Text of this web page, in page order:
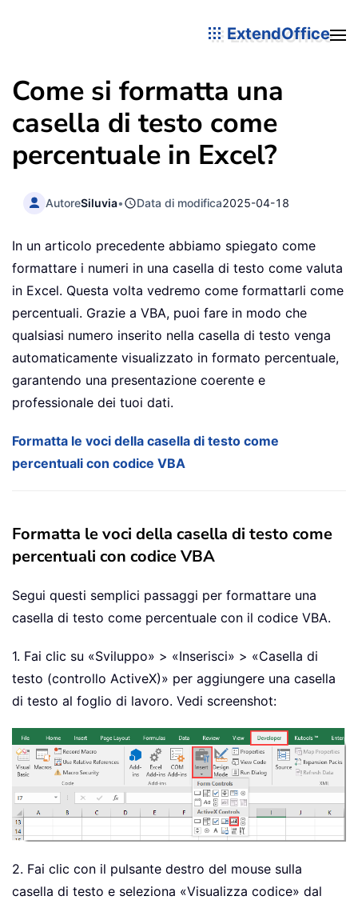
ExtendOffice
Come si formatta una
casella di testo come
percentuale in Excel?
AutoreSiluvia• Data di modifica2025-04-18
In un articolo precedente abbiamo spiegato come
formattare i numeri in una casella di testo come valuta
in Excel. Questa volta vedremo come formattarli come
percentuali. Grazie a VBA, puoi fare in modo che
qualsiasi numero inserito nella casella di testo venga
automaticamente visualizzato in formato percentuale,
garantendo una presentazione coerente e
professionale dei tuoi dati.
Formatta le voci della casella di testo come
percentuali con codice VBA
Formatta le voci della casella di testo come
percentuali con codice VBA
Segui questi semplici passaggi per formattare una
casella di testo come percentuale con il codice VBA.
1. Fai clic su «Sviluppo» > «Inserisci» > «Casella di
testo (controllo ActiveX)» per aggiungere una casella
di testo al foglio di lavoro. Vedi screenshot:
2. Fai clic con il pulsante destro del mouse sulla
casella di testo e seleziona «Visualizza codice» dal